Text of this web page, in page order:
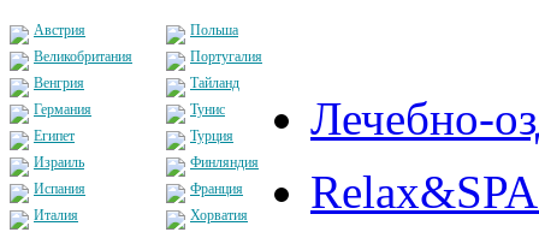
Австрия
Великобритания
Венгрия
Германия
Египет
Израиль
Испания
Италия
Польша
Португалия
Тайланд
Тунис
Турция
Финляндия
Франция
Хорватия
Лечебно-